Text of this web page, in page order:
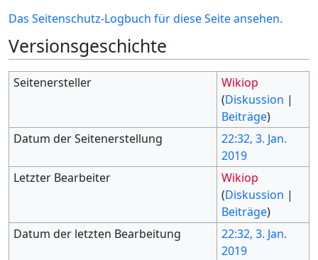
Das Seitenschutz-Logbuch für diese Seite ansehen.
Versionsgeschichte
Seitenersteller
Wikiop
(Diskussion |
Beiträge)
Datum der Seitenerstellung
22:32, 3. Jan.
2019
Letzter Bearbeiter
Wikiop
(Diskussion |
Beiträge)
Datum der letzten Bearbeitung
22:32, 3. Jan.
2019